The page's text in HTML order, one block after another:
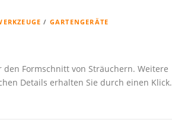
/ GARTENGERÄTE
Formschnitt von Sträuchern. Weitere
Details erhalten Sie durch einen Klick.